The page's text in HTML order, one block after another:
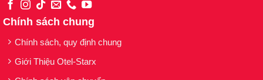
Chính sách chung
Chính sách, quy định chung
Giới Thiệu Otel-Starx